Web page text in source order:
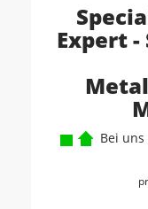
Expert -
Bei